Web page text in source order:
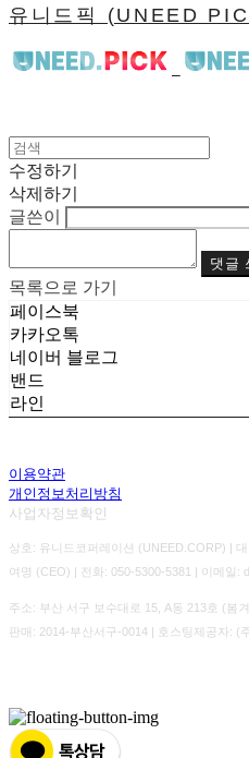
유니드픽 (UNEED
수정하기
삭제하기
글쓴이
댓글
목록으로 가기
페이스북
카카오톡
네이버 블로그
밴드
라인
이용약관
개인정보처리방침
사업자정보확인
상호: 유니드코퍼레이션 (UNEED.CORP) |
여명 (CEO) | 전화: 050-5300-5381 | 이메일:
주소: 부산 서구 보수대로 15, A동 213호 (봄
판매: 2014-부산서구-0014 | 호스팅제공자: (